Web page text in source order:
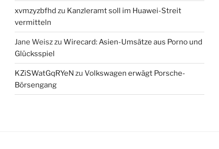
xvmzyzbfhd zu Kanzleramt soll im Huawei-Streit
vermitteln
Jane Weiszzu Wirecard: Asien-Umsätze aus Porno und
Glücksspiel
KZiSWatGqRYeN zu Volkswagen erwägt Porsche-
Börsengang